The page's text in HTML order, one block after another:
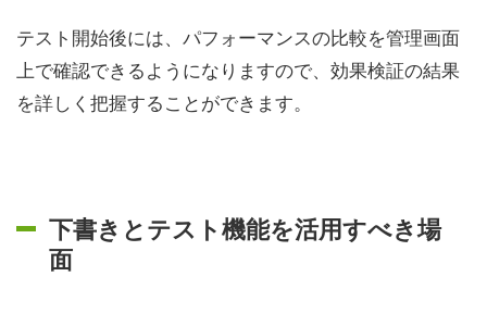
テスト開始後には、パフォーマンスの比較を管理画面
上で確認できるようになりますので、効果検証の結果
を詳しく把握することができます。
下書きとテスト機能を活用すべき場
面